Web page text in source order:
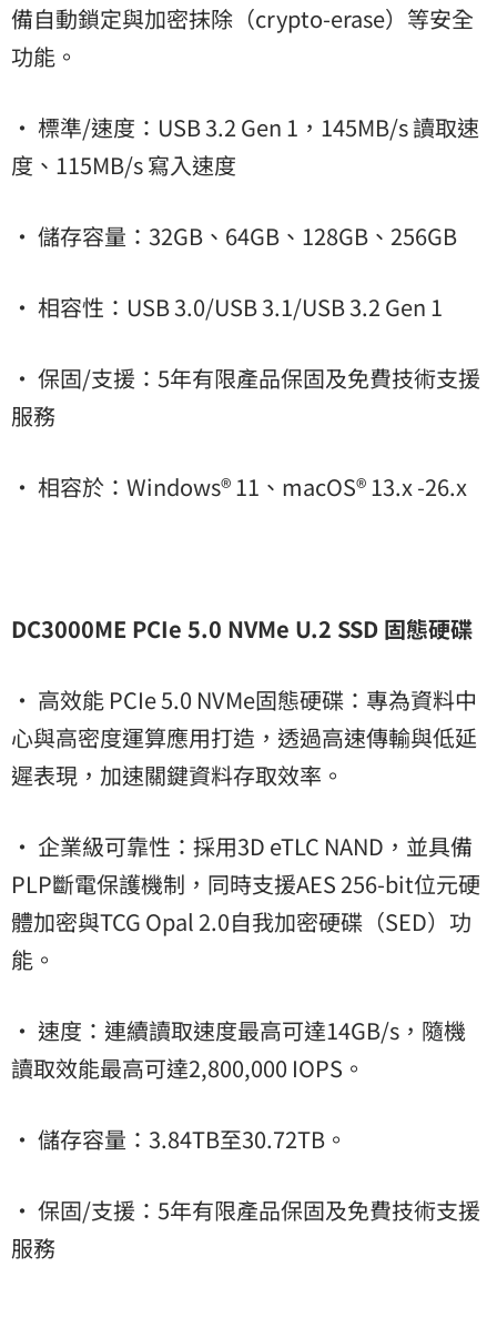
備自動鎖定與加密抹除（crypto-erase）等安全
功能。
• 標準/速度：USB 3.2 Gen 1，145MB/s 讀取速
度、115MB/s 寫入速度
• 儲存容量：32GB、64GB、128GB、256GB
• 相容性：USB 3.0/USB 3.1/USB 3.2 Gen 1
• 保固/支援：5年有限產品保固及免費技術支援
服務
• 相容於：Windows® 11、macOS® 13.x -26.x
DC3000ME PCIe 5.0 NVMe U.2 SSD 固態硬碟
• 高效能 PCIe 5.0 NVMe固態硬碟：專為資料中
心與高密度運算應用打造，透過高速傳輸與低延
遲表現，加速關鍵資料存取效率。
• 企業級可靠性：採用3D eTLC NAND，並具備
PLP斷電保護機制，同時支援AES 256-bit位元硬
體加密與TCG Opal 2.0自我加密硬碟（SED）功
能。
• 速度：連續讀取速度最高可達14GB/s，隨機
讀取效能最高可達2,800,000 IOPS。
• 儲存容量：3.84TB至30.72TB。
• 保固/支援：5年有限產品保固及免費技術支援
服務